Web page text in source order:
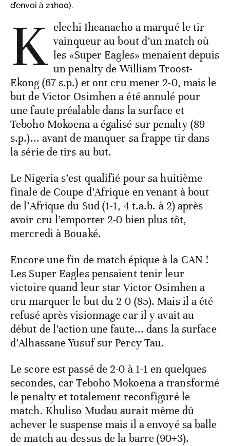
d’envoi à 21h00).
K elechi Iheanacho a marqué le tir
vainqueur au bout d’un match où
les «Super Eagles» menaient depuis
un penalty de William Troost-
Ekong (67 s.p.) et ont cru mener 2-0, mais le
but de Victor Osimhen a été annulé pour
une faute préalable dans la surface et
Teboho Mokoena a égalisé sur penalty (89
s.p.)... avant de manquer sa frappe tir dans
la série de tirs au but.
Le Nigeria s’est qualifié pour sa huitième
finale de Coupe d’Afrique en venant à bout
de l’Afrique du Sud (1-1, 4 t.a.b. à 2) après
avoir cru l’emporter 2-0 bien plus tôt,
mercredi à Bouaké.
Encore une fin de match épique à la CAN !
Les Super Eagles pensaient tenir leur
victoire quand leur star Victor Osimhen a
cru marquer le but du 2-0 (85). Mais il a été
refusé après visionnage car il y avait au
début de l’action une faute... dans la surface
d’Alhassane Yusuf sur Percy Tau.
Le score est passé de 2-0 à 1-1 en quelques
secondes, car Teboho Mokoena a transformé
le penalty et totalement reconfiguré le
match. Khuliso Mudau aurait même dû
achever le suspense mais il a envoyé sa balle
de match au-dessus de la barre (90+3).